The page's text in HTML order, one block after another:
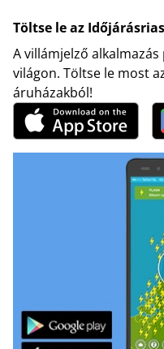
Töltse le az
A villámjelző
világon. Töltse le most
áruházakból!